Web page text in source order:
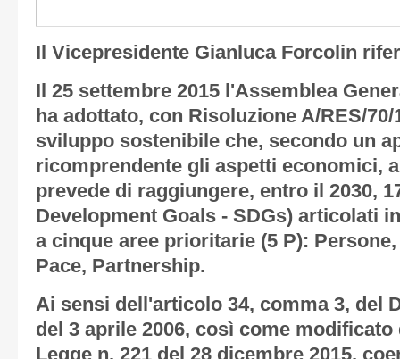
Il Vicepresidente Gianluca Forcolin
Il 25 settembre 2015 l'Assemblea
ha adottato, con Risoluzione A/RES/
sviluppo sostenibile che, secondo un
ricomprendente gli aspetti economici,
prevede di raggiungere, entro il 2030,
Development Goals - SDGs) articolati
a cinque aree prioritarie (5 P):
Pace, Partnership.
Ai sensi dell'articolo 34, comma 3, del
del 3 aprile 2006, così come
Legge n. 221 del 28 dicembre 2015,